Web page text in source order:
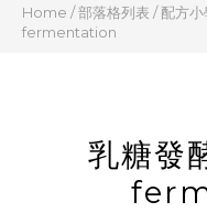
Home /部落格列表 /配方
fermentation
乳糖發